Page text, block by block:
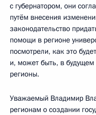
с губернатором, они
путём внесения
законодательство
помощи в регионе
посмотрели, как это
и, может быть, в
регионы.
Уважаемый Владимир
регионам о создании